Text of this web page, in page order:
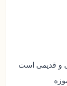
و قدیمی است